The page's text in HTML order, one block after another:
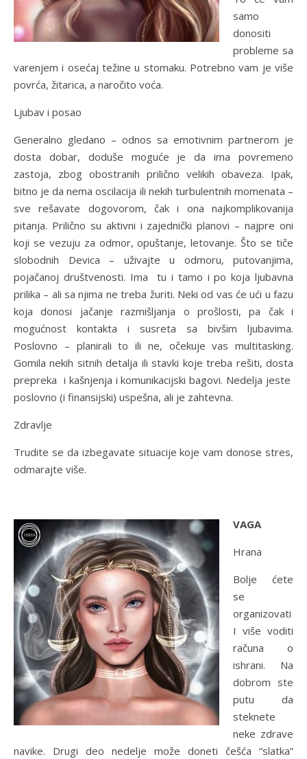
samo
donositi
probleme sa
varenjem i osećaj težine u stomaku. Potrebno vam je više
povrća, žitarica, a naročito voća.
Ljubav i posao
Generalno gledano – odnos sa emotivnim partnerom je
dosta dobar, doduše moguće je da ima povremeno
zastoja, zbog obostranih prilično velikih obaveza. Ipak,
bitno je da nema oscilacija ili nekih turbulentnih momenata –
sve rešavate dogovorom, čak i ona najkomplikovanija
pitanja. Prilično su aktivni i zajednički planovi – najpre oni
koji se vezuju za odmor, opuštanje, letovanje. Što se tiče
slobodnih Devica – uživajte u odmoru, putovanjima,
pojačanoj društvenosti. Ima tu i tamo i po koja ljubavna
prilika – ali sa njima ne treba žuriti. Neki od vas će ući u fazu
koja donosi jačanje razmišljanja o prošlosti, pa čak i
mogućnost kontakta i susreta sa bivšim ljubavima.
Poslovno – planirali to ili ne, očekuje vas multitasking.
Gomila nekih sitnih detalja ili stavki koje treba rešiti, dosta
prepreka i kašnjenja i komunikacijski bagovi. Nedelja jeste
poslovno (i finansijski) uspešna, ali je zahtevna.
Zdravlje
Trudite se da izbegavate situacije koje vam donose stres,
odmarajte više.
VAGA
Hrana
Bolje ćete
se
organizovati
I više voditi
računa o
ishrani. Na
dobrom ste
putu da
steknete
neke zdrave
navike. Drugi deo nedelje može doneti češća “slatka”